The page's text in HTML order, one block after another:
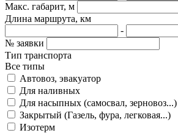
Макс. габарит, м
Длина маршрута, км
-
№ заявки
Тип транспорта
Все типы
Автовоз, эвакуатор
Для наливных
Для насыпных (самосвал, зерновоз...)
Закрытый (Газель, фура, легковая...)
Изотерм